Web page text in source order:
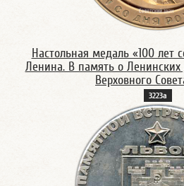
Настольная медаль «100 лет
Ленина. В память о
Верховного
3223а